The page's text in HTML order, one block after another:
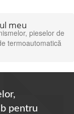
meu
pieselor de
termoautomatică
pentru